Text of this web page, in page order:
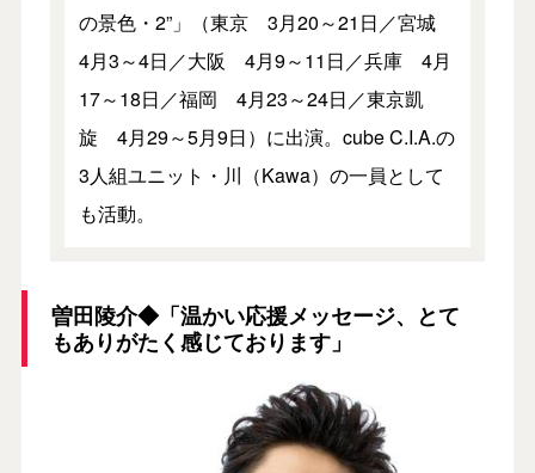
の景色・2”」（東京 3月20～21日／宮城
4月3～4日／大阪 4月9～11日／兵庫 4月
17～18日／福岡 4月23～24日／東京凱
旋 4月29～5月9日）に出演。cube C.I.A.の
3人組ユニット・川（Kawa）の一員として
も活動。
曽田陵介◆「温かい応援メッセージ、とて
もありがたく感じております」